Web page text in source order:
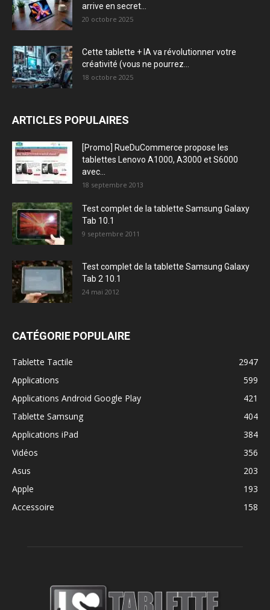
arrive en secret...
20 octobre 2025
Cette tablette + IA va révolutionner votre
créativité (vous ne pourrez...
18 octobre 2025
ARTICLES POPULAIRES
[Promo] RueDuCommerce propose les
tablettes Lenovo A1000, A3000 et S6000
avec...
18 septembre 2013
Test complet de la tablette Samsung Galaxy
Tab 10.1
9 septembre 2011
Test complet de la tablette Samsung Galaxy
Tab 2 10.1
24 mai 2012
CATÉGORIE POPULAIRE
Tablette Tactile
2947
Applications
599
Applications Android Google Play
421
Tablette Samsung
404
Applications iPad
384
Vidéos
356
Asus
203
Apple
193
Accessoire
158